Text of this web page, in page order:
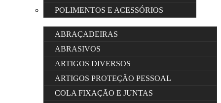
POLIMENTOS E ACESSÓRIOS
ABRAÇADEIRAS
ABRASIVOS
ARTIGOS DIVERSOS
ARTIGOS PROTEÇÃO PESSOAL
COLA FIXAÇÃO E JUNTAS